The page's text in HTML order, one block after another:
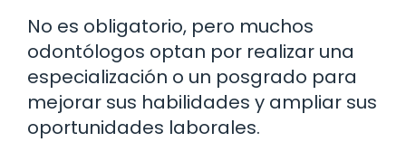
No es obligatorio, pero muchos
odontólogos optan por realizar una
especialización o un posgrado para
mejorar sus habilidades y ampliar sus
oportunidades laborales.